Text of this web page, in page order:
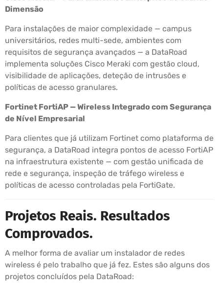
Dimensão
Para instalações de maior complexidade — campus
universitários, redes multi-sede, ambientes com
requisitos de segurança avançados — a DataRoad
implementa soluções Cisco Meraki com gestão cloud,
visibilidade de aplicações, deteção de intrusões e
políticas de acesso granulares.
Fortinet FortiAP — Wireless Integrado com Segurança
de Nível Empresarial
Para clientes que já utilizam Fortinet como plataforma de
segurança, a DataRoad integra pontos de acesso FortiAP
na infraestrutura existente — com gestão unificada de
rede e segurança, inspeção de tráfego wireless e
políticas de acesso controladas pela FortiGate.
Projetos Reais. Resultados
Comprovados.
A melhor forma de avaliar um instalador de redes
wireless é pelo trabalho que já fez. Estes são alguns dos
projetos concluídos pela DataRoad: